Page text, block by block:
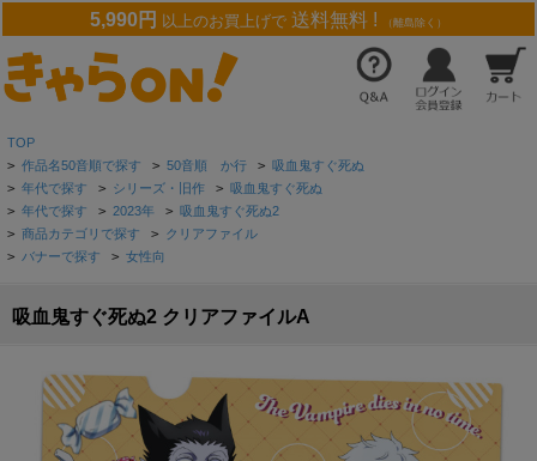
5,990円 以上のお買上げで 送料無料 ! （離島除く）
TOP
> 作品名50音順で探す > 50音順 か行 > 吸血鬼すぐ死ぬ
> 年代で探す > シリーズ・旧作 > 吸血鬼すぐ死ぬ
> 年代で探す > 2023年 > 吸血鬼すぐ死ぬ2
> 商品カテゴリで探す > クリアファイル
> バナーで探す > 女性向
吸血鬼すぐ死ぬ2 クリアファイルA